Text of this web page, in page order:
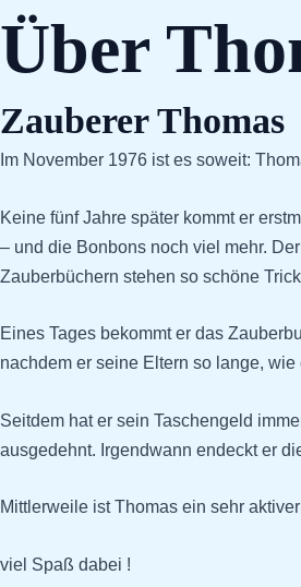
Zum
springen
Über
Zauberer Thomas
Im November 1976 ist es soweit:
Keine fünf Jahre später kommt er
– und die Bonbons noch viel mehr.
Zauberbüchern stehen so schöne
Eines Tages bekommt er das
nachdem er seine Eltern so lange,
Seitdem hat er sein Taschengeld
ausgedehnt. Irgendwann endeckt er
Mittlerweile ist Thomas ein sehr
viel Spaß dabei !